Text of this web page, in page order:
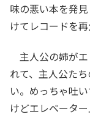
味の悪い本を発
けてレコードを
主人公の姉が
れて、主人公た
い。めっちゃ吐
けどエレベータ